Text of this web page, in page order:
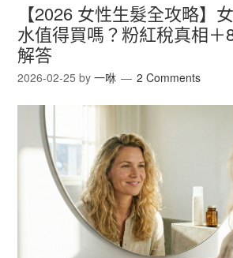
【2026 女性生髮全攻略】
水值得買嗎？粉紅稅真相＋
解答
2026-02-25 by一咻 2 Comments